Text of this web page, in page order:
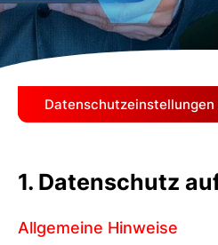
Datenschutzeinstellungen
1. Datenschutz
Allgemeine Hinweise